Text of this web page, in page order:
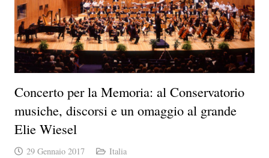
Concerto per la Memoria: al Conservatorio
musiche, discorsi e un omaggio al grande
Elie Wiesel
29 Gennaio 2017 Italia